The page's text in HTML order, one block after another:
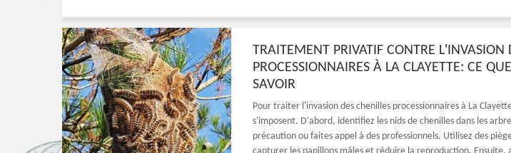
TRAITEMENT PRIVATIF CONTRE L'INVASION
PROCESSIONNAIRES À LA CLAYETTE: CE
SAVOIR
Pour traiter l'invasion des chenilles processionnaires à La
s'imposent. D'abord, identifiez les nids de chenilles dans les
précaution ou faites appel à des professionnels. Utilisez des